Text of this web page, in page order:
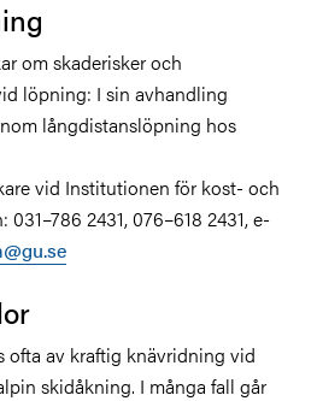
om skaderisker och
löpning: I sin avhandling
långdistanslöpning hos
vid Institutionen för kost- och
2431, 076–618 2431, e-
ofta av kraftig knävridning vid
skidåkning. I många fall går